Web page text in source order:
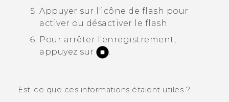
Appuyer sur l'icône de flash pour
activer ou désactiver le flash.
Pour arrêter l'enregistrement,
appuyez sur
Est-ce que ces informations étaient utiles ?